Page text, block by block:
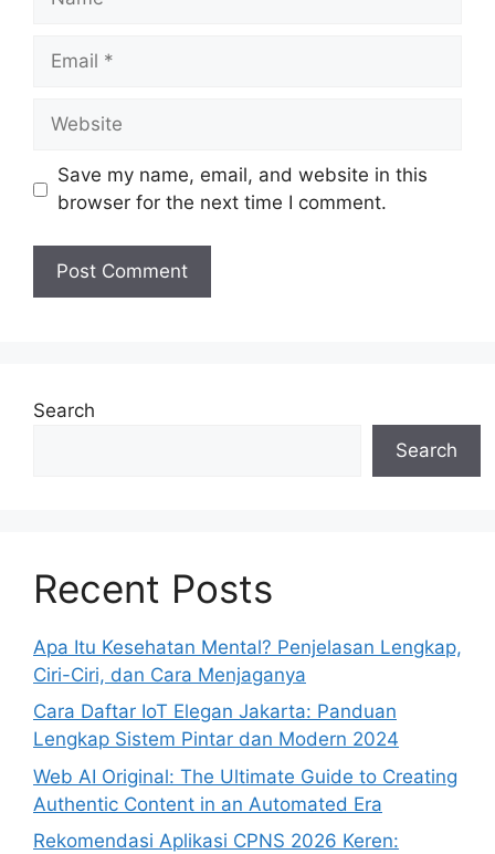
Email
Website
Save my name, email, and website in this
browser for the next time I comment.
Search
Search
Recent Posts
Apa Itu Kesehatan Mental? Penjelasan Lengkap,
Ciri-Ciri, dan Cara Menjaganya
Cara Daftar IoT Elegan Jakarta: Panduan
Lengkap Sistem Pintar dan Modern 2024
Web AI Original: The Ultimate Guide to Creating
Authentic Content in an Automated Era
Rekomendasi Aplikasi CPNS 2026 Keren: